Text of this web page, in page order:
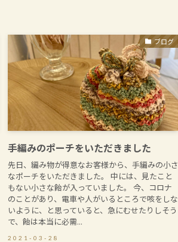
ブログ
手編みのポーチをいただきました
先日、編み物が得意なお客様から、手編みの小さ
なポーチをいただきました。 中には、見たこと
もない小さな飴が入っていました。 今、コロナ
のことがあり、電車や人がいるところで咳をしな
いように、と思っていると、急にむせたりしそう
で、飴は本当に必需...
2021-03-28